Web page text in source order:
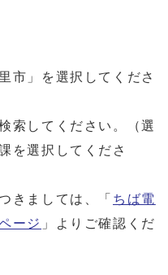
」を選択してくださ
してください。（選
を選択してくださ
ましては、「 ちば電
ージ 」よりご確認くだ